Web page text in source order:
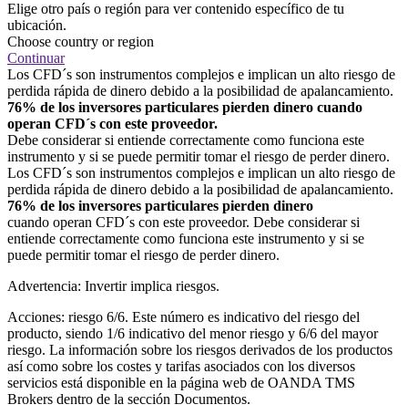
Elige otro país o región para ver contenido específico de tu
ubicación.
Choose country or region
Continuar
Los CFD´s son instrumentos complejos e implican un alto riesgo de
perdida rápida de dinero debido a la posibilidad de apalancamiento.
76% de los inversores particulares pierden dinero cuando
operan CFD´s con este proveedor.
Debe considerar si entiende correctamente como funciona este
instrumento y si se puede permitir tomar el riesgo de perder dinero.
Los CFD´s son instrumentos complejos e implican un alto riesgo de
perdida rápida de dinero debido a la posibilidad de apalancamiento.
76% de los inversores particulares pierden dinero
cuando operan CFD´s con este proveedor. Debe considerar si
entiende correctamente como funciona este instrumento y si se
puede permitir tomar el riesgo de perder dinero.
Advertencia: Invertir implica riesgos.
Acciones: riesgo 6/6. Este número es indicativo del riesgo del
producto, siendo 1/6 indicativo del menor riesgo y 6/6 del mayor
riesgo. La información sobre los riesgos derivados de los productos
así como sobre los costes y tarifas asociados con los diversos
servicios está disponible en la página web de OANDA TMS
Brokers dentro de la sección Documentos.